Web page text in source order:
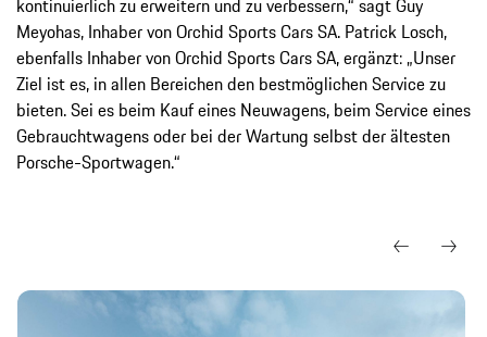
Meyohas, Inhaber von Orchid Sports Cars SA. Patrick Losch,
ebenfalls Inhaber von Orchid Sports Cars SA, ergänzt: „Unser
Ziel ist es, in allen Bereichen den bestmöglichen Service zu
bieten. Sei es beim Kauf eines Neuwagens, beim Service eines
Gebrauchtwagens oder bei der Wartung selbst der ältesten
Porsche-Sportwagen.“